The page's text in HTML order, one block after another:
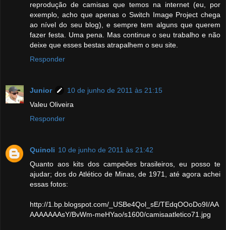
reprodução de camisas que temos na internet (eu, por
exemplo, acho que apenas o Switch Image Project chega
ao nível do seu blog), e sempre tem alguns que querem
fazer festa. Uma pena. Mas continue o seu trabalho e não
deixe que esses bestas atrapalhem o seu site.
Responder
Junior
10 de junho de 2011 às 21:15
Valeu Oliveira
Responder
Quinoli 10 de junho de 2011 às 21:42
Quanto aos kits dos campeões brasileiros, eu posso te
ajudar; dos do Atlético de Minas, de 1971, até agora achei
essas fotos:
http://1.bp.blogspot.com/_USBe4Qol_sE/TEdqOOoDo9I/AA
AAAAAAAsY/BvWm-meHYao/s1600/camisaatletico71.jpg